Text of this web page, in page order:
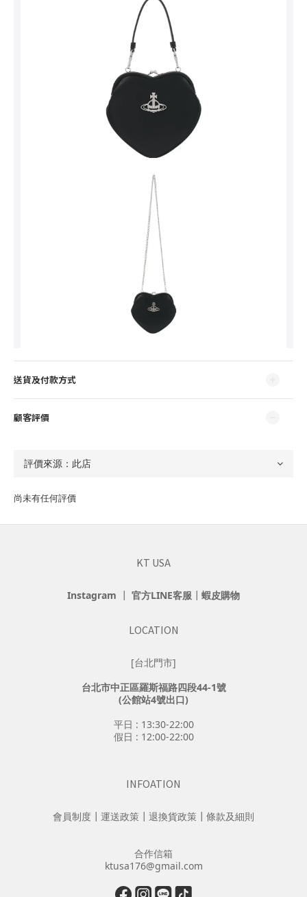
送貨及付款方式
顧客評價
尚未有任何評價
KT USA
Instagram ┃ 官方LINE客服 ┃ 蝦皮購物
LOCATION
[台北門市]
台北市中正區羅斯福路四段44-1號
(公館站4號出口)
平日 : 13:30-22:00
假日 : 12:00-22:00
INFOATION
會員制度 ┃ 運送政策 ┃ 退換貨政策 ┃ 條款及細則
合作信箱
ktusa176@gmail.com